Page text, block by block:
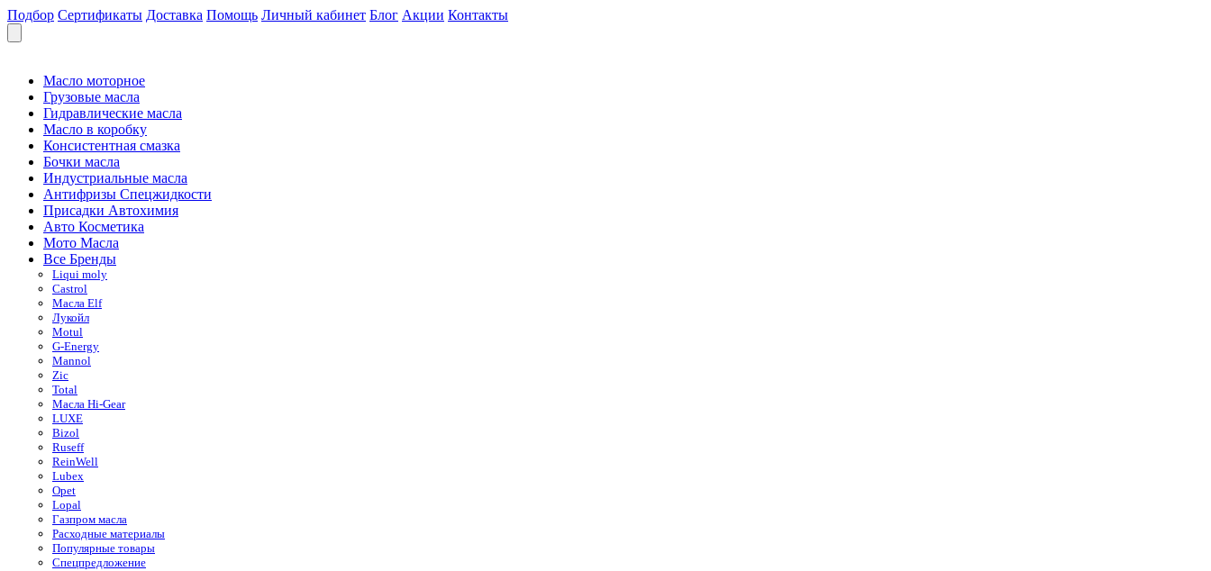
Подбор Сертификаты Доставка Помощь Личный кабинет Блог Акции Контакты
Масло моторное
Грузовые масла
Гидравлические масла
Масло в коробку
Консистентная смазка
Бочки масла
Индустриальные масла
Антифризы Спецжидкости
Присадки Автохимия
Авто Косметика
Мото Масла
Все Бренды
Liqui moly
Castrol
Масла Elf
Лукойл
Motul
G-Energy
Mannol
Zic
Total
Масла Hi-Gear
LUXE
Bizol
Ruseff
ReinWell
Lubex
Opet
Lopal
Газпром масла
Расходные материалы
Популярные товары
Спецпредложение